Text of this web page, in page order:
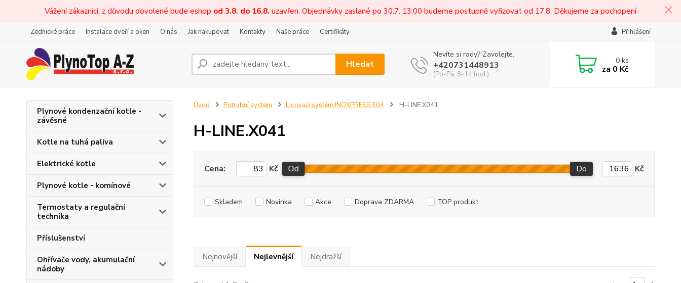
Vážení zákazníci, z důvodu dovolené bude eshop od 3.8. do 16.8. uzavřen. Objednávky zaslané po 30.7. 13:00 budeme postupně vyřizovat od 17.8. Děkujeme za pochopení
Zednické práce Instalace dveří a oken O nás Jak nakupovat Kontakty Naše práce Certifikáty Přihlášení
Hledat
Nevíte si rady? Zavolejte.
+420731448913
(Po-Pá, 8-14 hod.)
0ks
za 0 Kč
Plynové kondenzační kotle -
závěsné
Kotle na tuhá paliva
Elektrické kotle
Plynové kotle - komínové
Termostaty a regulační
technika
Příslušenství
Ohřívače vody, akumulační
nádoby
Úvod Potrubní systém Lisovací systém INOXPRESS 304 H-LINE.X041
H-LINE.X041
Cena: Kč Od Do Kč
Skladem Novinka Akce Doprava ZDARMA TOP produkt
Nejnovější Nejlevnější Nejdražší